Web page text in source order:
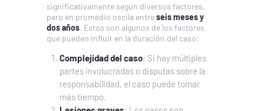
significativamente según diversos factores,
pero en promedio oscila entreseis meses y
dos años. Estos son algunos de los factores
que pueden influir en la duración del caso:
Complejidad del caso: Si hay múltiples
partes involucradas o disputas sobre la
responsabilidad, el caso puede tomar
más tiempo.